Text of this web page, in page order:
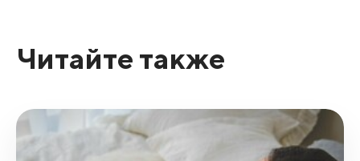
Читайте также